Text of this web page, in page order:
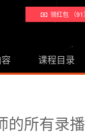
领红包 （91）
课程目录
的所有录